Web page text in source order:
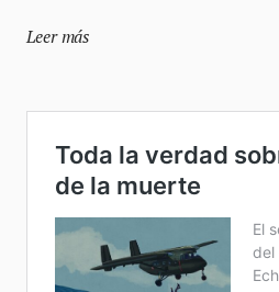
Leer más